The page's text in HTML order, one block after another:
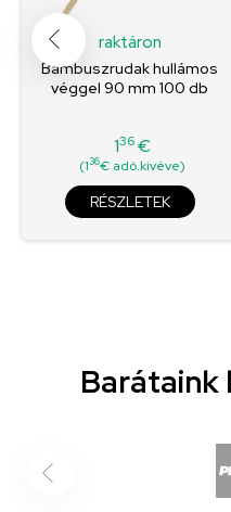
raktáron
Bambuszrudak hullámos
véggel 90 mm 100 db
Ár
136€
(136€ adó.kivéve)
RÉSZLETEK
Barátaink